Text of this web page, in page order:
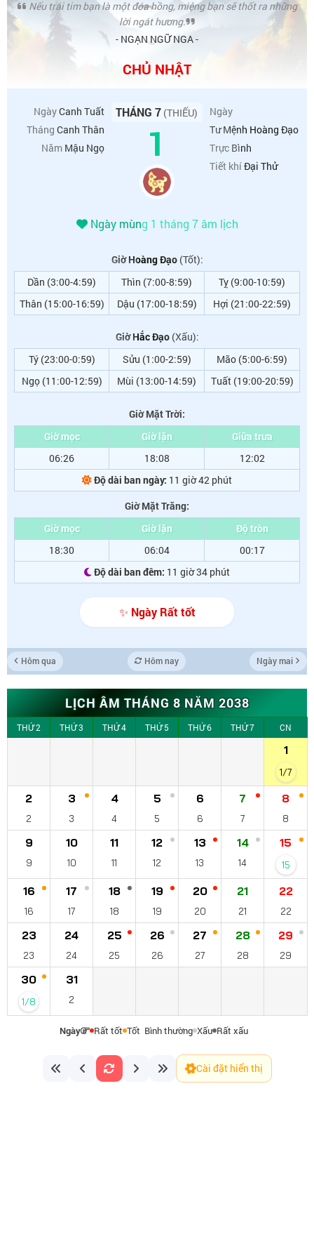
Nếu trái tim bạn là một đóa hồng, miệng bạn sẽ thốt ra những
lời ngát hương.
- NGẠN NGỮ NGA -
CHỦ NHẬT
NgàyCanh Tuất
ThángCanh Thân
Năm Mậu Ngọ
THÁNG 7 (THIẾU)
1
Ngày
Tư Mệnh Hoàng Đạo
Trực Bình
Tiết khíĐại Thử
Ngày mùng 1 tháng 7 âm lịch
Giờ Hoàng Đạo(Tốt):
Dần (3:00-4:59)
Thìn (7:00-8:59)
Tỵ (9:00-10:59)
Thân (15:00-16:59)
Dậu (17:00-18:59) Hợi (21:00-22:59)
Giờ Hắc Đạo(Xấu):
Tý (23:00-0:59)
Sửu (1:00-2:59)
Mão (5:00-6:59)
Ngọ (11:00-12:59)
Mùi (13:00-14:59) Tuất (19:00-20:59)
Giờ Mặt Trời:
Giờ mọc
Giờ lặn
Giữa trưa
06:26
18:08
12:02
Độ dài ban ngày: 11 giờ 42 phút
Giờ Mặt Trăng:
Giờ mọc
Giờ lặn
Độ tròn
18:30
06:04
00:17
Độ dài ban đêm: 11 giờ 34 phút
✨ Ngày Rất tốt
Hôm qua Hôm nay Ngày mai
LỊCH ÂM THÁNG 8 NĂM 2038
THỨ 2 THỨ 3 THỨ 4 THỨ 5 THỨ 6 THỨ 7 CN
1
1/7
2
2
3
3
4
4
5
5
6
6
7
7
8
8
9
9
10
10
11
11
12
12
13
13
14
14
15
15
16
16
17
17
18
18
19
19
20
20
21
21
22
22
23
23
24
24
25
25
26
26
27
27
28
28
29
29
30
1/8
31
2
Ngày Rất tốt Tốt Bình thường Xấu Rất xấu
Cài đặt hiển thị